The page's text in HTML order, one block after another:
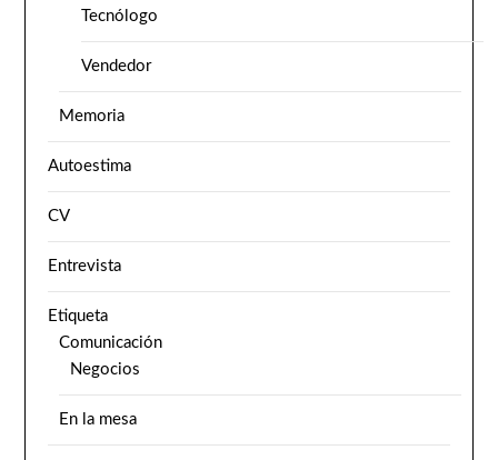
Tecnólogo
Vendedor
Memoria
Autoestima
CV
Entrevista
Etiqueta
Comunicación
Negocios
En la mesa